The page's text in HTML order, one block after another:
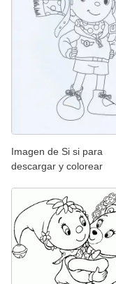
Imagen de Si si para
descargar y colorear